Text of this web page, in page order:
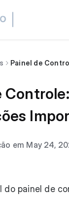
Controle:
em May 24,
do painel de